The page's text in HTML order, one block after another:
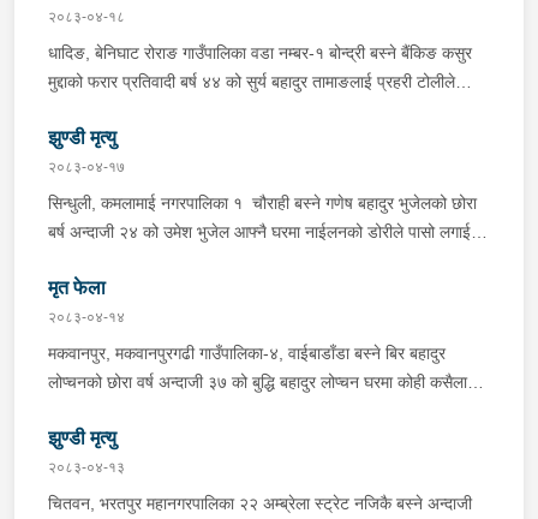
सिन्धुली कमलामाई नगरपालिका वडा नम्बर- १२ बस्ने बर्ष अन्दाजी-२९ को
चन्द्र बहादुर माझीले चलाएको म.प्र. व०४-००१ ज ००८६ नं. को
यात्रुबाहक E.V. हायसमा सवार जिल्ला सिराह मिर्चैया नगरपालिका-५ बस्ने
ल्याएको तरकारीको बोरा भित्र डब्बामा प्लास्टिकले पोका पारी लुकाई छिपाई
ल्याएको लागु औषध खैरो हिरोइन जस्तो देखिने गिलो पदार्थ ४५.१९० फेला
पारी नियन्त्रणमा लिई सोधपुछ गर्दा पछाडी मोटरसाइकलमा सवार चालक
अभिषेक कुमार साह र सवार राहुल कुमार मण्डलले उक्त सामान दिई पठाएको
भनि खुल्न आएको हुँदा मोटरसाइकल सहित निजहरुलाई नियन्त्रणमा लिई थप
अनुसन्धान कार्य भईरहेको ।
२०८३-०४-१८
धादिङ, बेनिघाट रोराङ गाउँपालिका वडा नम्बर-१ बोन्द्री बस्ने बैंकिङ कसुर
मुद्दाको फरार प्रतिवादी बर्ष ४४ को सुर्य बहादुर तामाङलाई प्रहरी टोलीले
झुण्डी मृत्यु
२०८३-०४-१७
सिन्धुली, कमलामाई नगरपालिका १ चौराही बस्ने गणेष बहादुर भुजेलको छोरा
बर्ष अन्दाजी २४ को उमेश भुजेल आफ्नै घरमा नाईलनको डोरीले पासो लगाई
घटनास्थलमा मुचुल्का सहित थप अनुसन्धान कार्य भइरहेको ।
मृत फेला
२०८३-०४-१४
मकवानपुर, मकवानपुरगढी गाउँपालिका-४, वाईबाडाँडा बस्ने बिर बहादुर
लोप्चनको छोरा वर्ष अन्दाजी ३७ को बुद्धि बहादुर लोप्चन घरमा कोही कसैलाई
मिति २०८३।०४।१४ गते सोहि स्थित कुसुमटार खोल्सामा घोप्टो परी मृत
अवस्थामा फेला परेको । यस घटना सम्बन्धमा थप अनुसन्धान कार्य भईरहेको
छ ।
झुण्डी मृत्यु
२०८३-०४-१३
चितवन, भरतपुर महानगरपालिका २२ अम्ब्रेला स्ट्रेट नजिकै बस्ने अन्दाजी